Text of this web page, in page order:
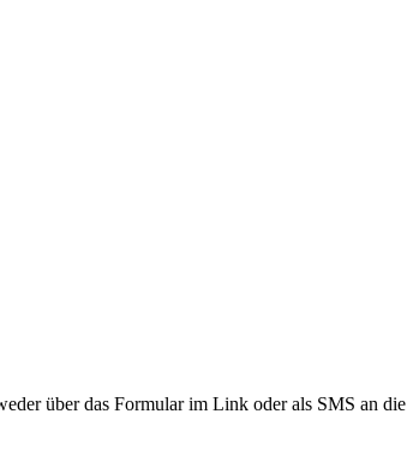
über das Formular im Link oder als SMS an die